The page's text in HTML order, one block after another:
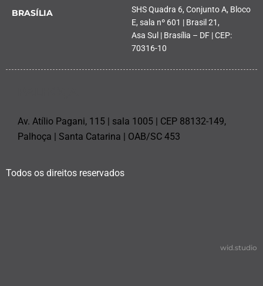
BRASÍLIA
SHS Quadra 6, Conjunto A, Bloco
E, sala nº 601 | Brasil 21,
Asa Sul | Brasília – DF | CEP:
70316-10
Av. Atílio Pagani, 115 | sala 1005 | CEP 88132-149,
Palhoça | Santa Catarina | OAB/SC 453
Todos os direitos reservados
wid.studio